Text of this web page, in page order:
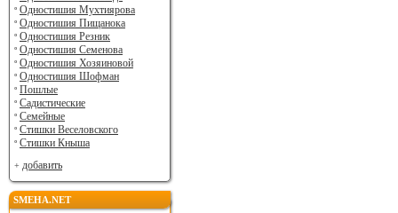
Одностишия Мухтиярова
Одностишия Пищанока
Одностишия Резник
Одностишия Семенова
Одностишия Хозяиновой
Одностишия Шофман
Пошлые
Садистические
Семейные
Стишки Веселовского
Стишки Кныша
добавить
SMEHA.NET